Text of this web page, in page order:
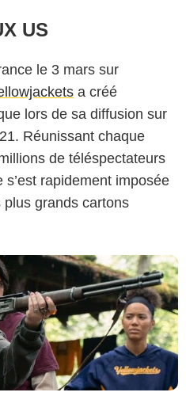
US
le 3 mars sur
a créé
lors de sa diffusion sur
Réunissant chaque
de téléspectateurs
rapidement imposée
grands cartons